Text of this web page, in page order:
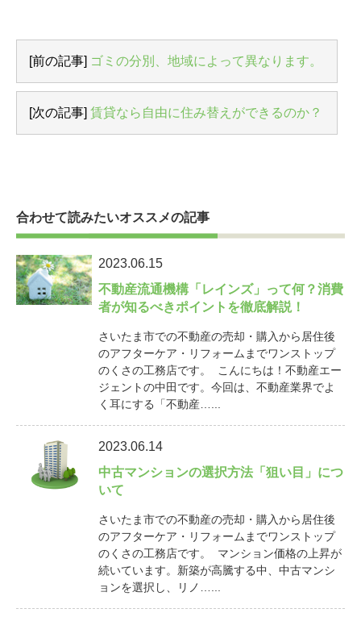
[前の記事] ゴミの分別、地域によって異なります。
[次の記事] 賃貸なら自由に住み替えができるのか？
合わせて読みたいオススメの記事
2023.06.15
不動産流通機構「レインズ」って何？消費
者が知るべきポイントを徹底解説！
さいたま市での不動産の売却・購入から居住後
のアフターケア・リフォームまでワンストップ
のくさの工務店です。 こんにちは！不動産エー
ジェントの中田です。今回は、不動産業界でよ
く耳にする「不動産…...
2023.06.14
中古マンションの選択方法「狙い目」につ
いて
さいたま市での不動産の売却・購入から居住後
のアフターケア・リフォームまでワンストップ
のくさの工務店です。 マンション価格の上昇が
続いています。新築が高騰する中、中古マンシ
ョンを選択し、リノ…...